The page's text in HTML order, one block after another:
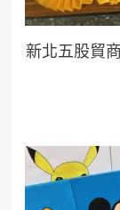
新北五股貿